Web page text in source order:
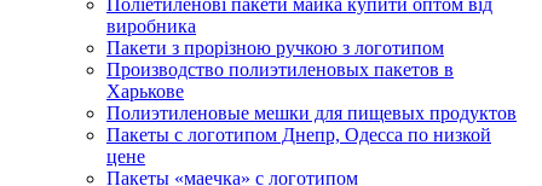
виробника
Пакети з прорізною ручкою з логотипом
Производство полиэтиленовых пакетов в
Харькове
Полиэтиленовые мешки для пищевых продуктов
Пакеты с логотипом Днепр, Одесса по низкой
цене
Пакеты «маечка» с логотипом